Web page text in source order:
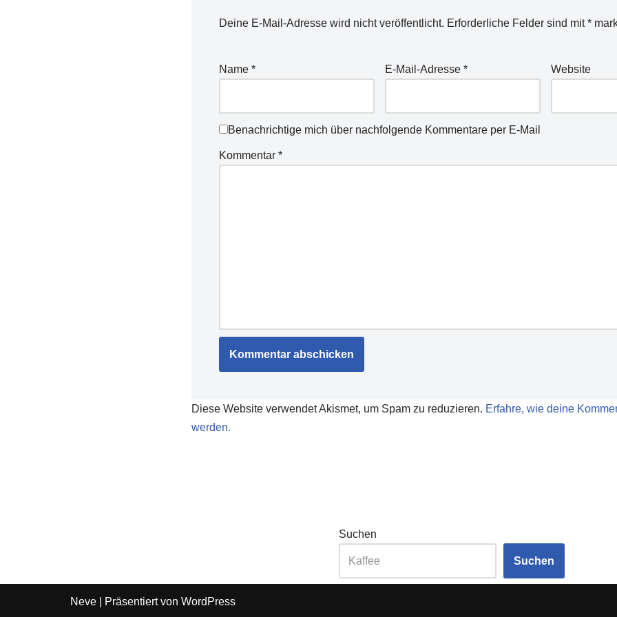
Deine E-Mail-Adresse wird nicht veröffentlicht. Erforderliche Felder sind mit*
Name * E-Mail-Adresse * Website
Benachrichtige mich über nachfolgende Kommentare per E-Mail
Kommentar *
Diese Website verwendet Akismet, um Spam zu reduzieren. Erfahre, wie deine
werden.
Suchen
Suchen
Neve | Präsentiert von WordPress